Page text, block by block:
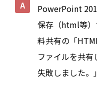
PowerPoint
保存（html等）
料共有の「
ファイルを共
失敗しました。